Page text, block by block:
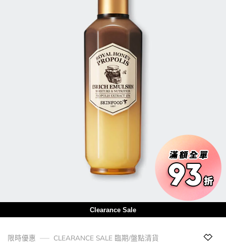
Clearance Sale
限時優惠
CLEARANCE SALE 臨期/盤點清貨